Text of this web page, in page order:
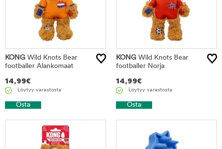
KONG Wild Knots Bear
footballer Alankomaat
14,99€
Löytyy varastosta
Osta
KONG Wild Knots Bear
footballer Norja
14,99€
Löytyy varastosta
Osta